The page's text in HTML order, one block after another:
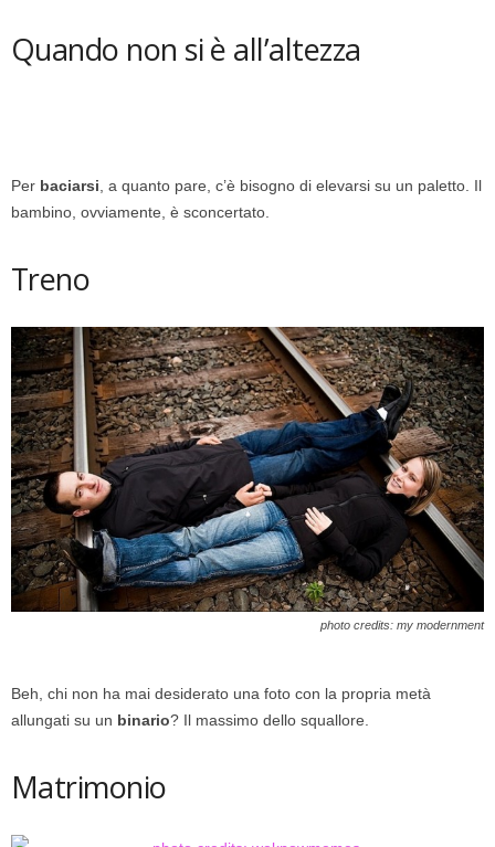
Quando non si è all’altezza
Per baciarsi , a quanto pare, c’è bisogno di elevarsi su un paletto. Il
bambino, ovviamente, è sconcertato.
Treno
photo credits: my modernment
Beh, chi non ha mai desiderato una foto con la propria metà
allungati su un binario? Il massimo dello squallore.
Matrimonio